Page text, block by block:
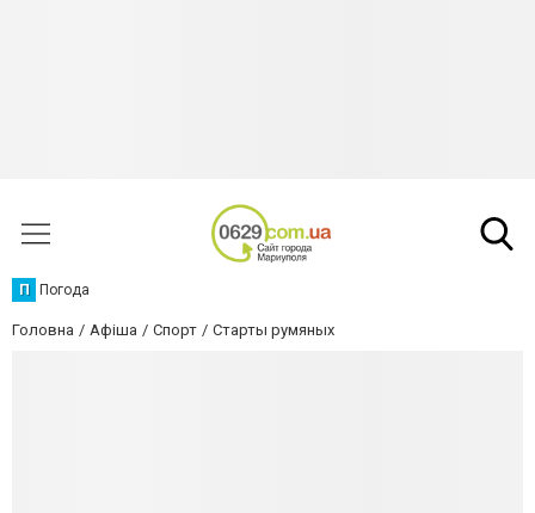
П Погода
Головна Афіша Спорт Старты румяных